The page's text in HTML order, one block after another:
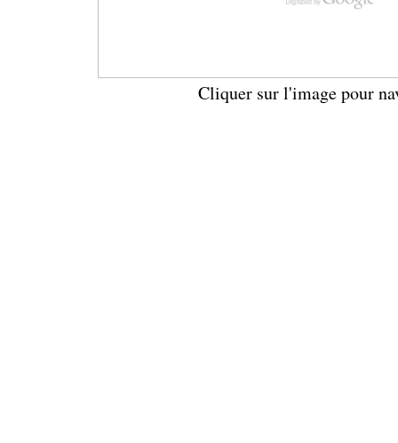
Cliquer sur l'image pour